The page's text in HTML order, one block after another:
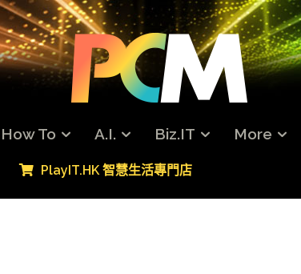
How To A.I. Biz.IT More
PlayIT.HK 智慧生活專門店